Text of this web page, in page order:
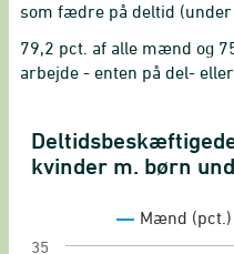
som fædre på deltid (under
79,2 pct. af alle mænd og
arbejde - enten på del-
Deltidsbeskæftigede
Line chart with 2 lines.
kvinder m. børn
Mænd (pct.)
35